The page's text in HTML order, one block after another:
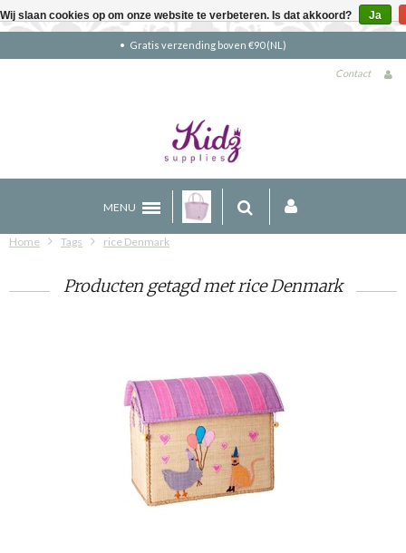
Gratis verzending boven €90 (NL)
Contact
MENU
Home Tags rice Denmark
Producten getagd met rice Denmark
Wij slaan cookies op om onze website te verbeteren. Is dat akkoord? Ja